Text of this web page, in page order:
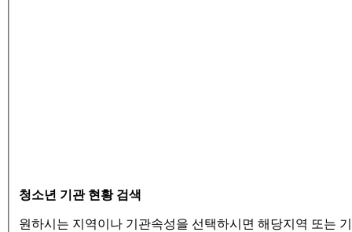
청소년 기관 현황 검색
원하시는 지역이나 기관속성을 선택하시면 해당지역 또는 기